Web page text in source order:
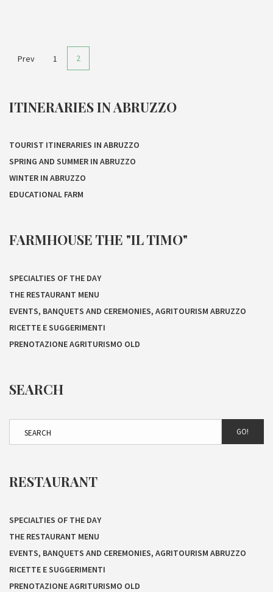
Prev 1 2
ITINERARIES IN ABRUZZO
TOURIST ITINERARIES IN ABRUZZO
SPRING AND SUMMER IN ABRUZZO
WINTER IN ABRUZZO
EDUCATIONAL FARM
FARMHOUSE THE "IL TIMO"
SPECIALTIES OF THE DAY
THE RESTAURANT MENU
EVENTS, BANQUETS AND CEREMONIES, AGRITOURISM ABRUZZO
RICETTE E SUGGERIMENTI
PRENOTAZIONE AGRITURISMO OLD
SEARCH
GO!
RESTAURANT
SPECIALTIES OF THE DAY
THE RESTAURANT MENU
EVENTS, BANQUETS AND CEREMONIES, AGRITOURISM ABRUZZO
RICETTE E SUGGERIMENTI
PRENOTAZIONE AGRITURISMO OLD